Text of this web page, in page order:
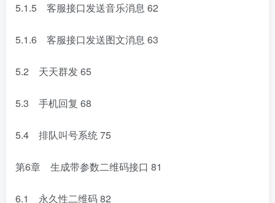
5.1.5 客服接口发送音乐消息 62
5.1.6 客服接口发送图文消息 63
5.2 天天群发65
5.3 手机回复 68
5.4 排队叫号系统75
第6章 生成带参数二维码接口 81
6.1 永久性二维码82